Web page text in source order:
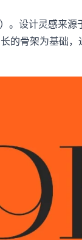
设计灵感来
的骨架为基础